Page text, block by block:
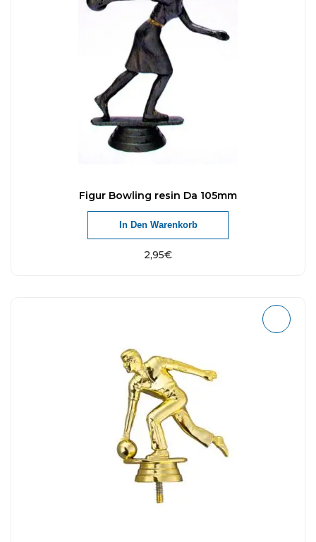
Figur Bowling resin Da 105mm
2,95€
In Den Warenkorb